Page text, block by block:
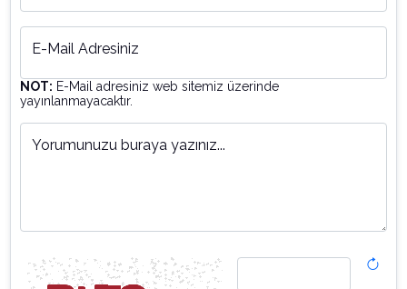
E-Mail Adresiniz
NOT: E-Mail adresiniz web sitemiz üzerinde
yayınlanmayacaktır.
Yorumunuzu buraya yazınız...